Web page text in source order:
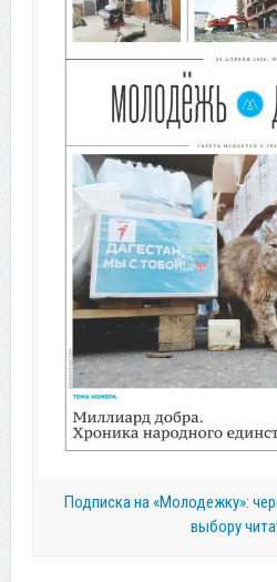
Подписка на «Молодежку»:
выбору